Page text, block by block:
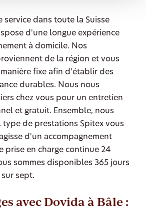
service dans toute la Suisse
d'une longue expérience
à domicile. Nos
de la région et vous
fixe afin d'établir des
durables. Nous nous
chez vous pour un entretien
et gratuit. Ensemble, nous
de prestations Spitex vous
d'un accompagnement
prise en charge continue 24
sommes disponibles 365 jours
sept.
avec Dovida à Bâle :